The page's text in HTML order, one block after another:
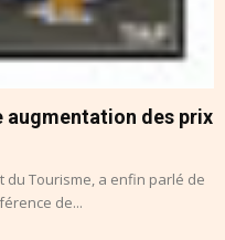
augmentation des prix
du Tourisme, a enfin parlé de
de...